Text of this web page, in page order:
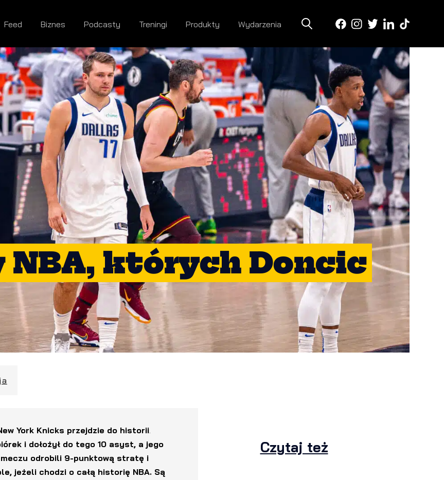
Feed Biznes Podcasty Treningi Produkty Wydarzenia
NBA, których Doncic
York Knicks przejdzie do historii.
i dołożył do tego 10 asyst, a jego
odrobili 9-punktową stratę i
jeżeli chodzi o całą historię NBA. Są
Czytaj też